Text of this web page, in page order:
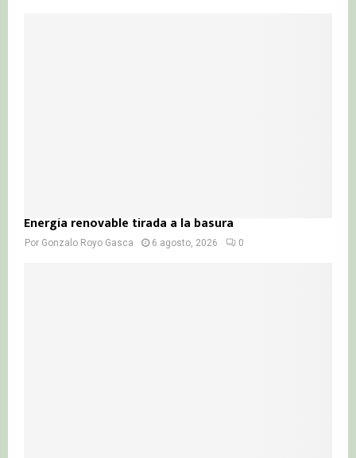
Energía renovable tirada a la basura
Por Gonzalo Royo Gasca 6 agosto, 2026 0